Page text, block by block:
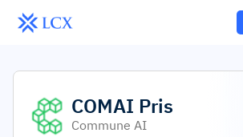
COMAI Pris
Commune AI